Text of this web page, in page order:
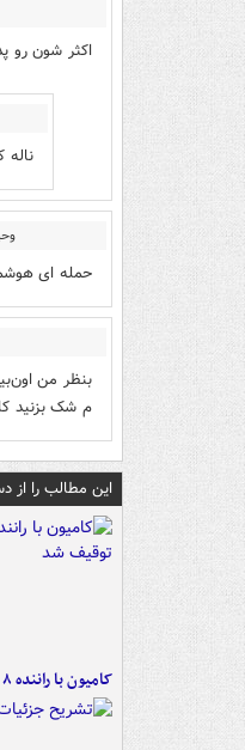
اکثر شون رو
حمله ای
م شک بزنید
این مطالب را
کامیون با راننده ۸ ساله در اصفهان توقیف شد